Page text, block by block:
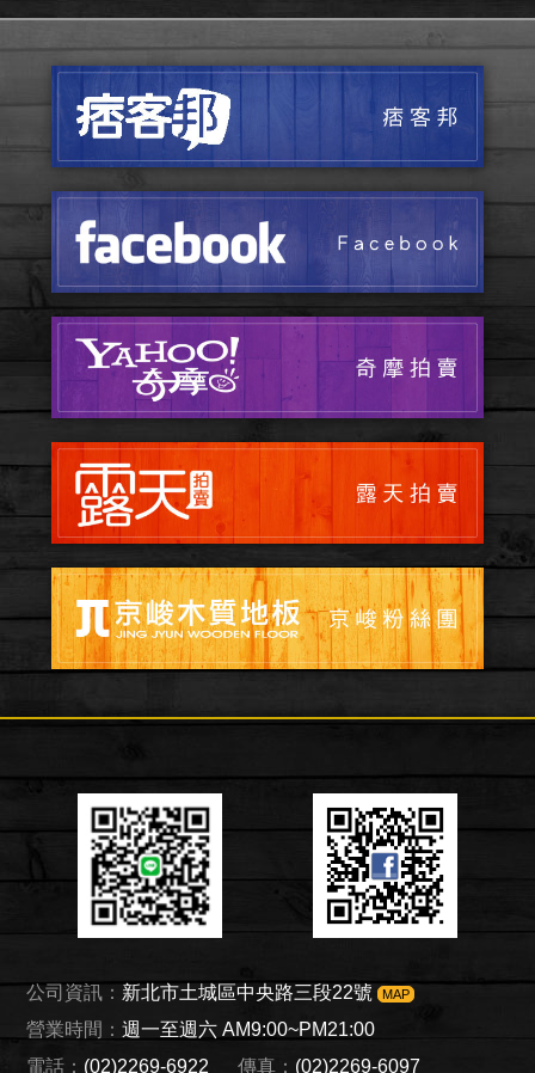
公司資訊： 新北市土城區中央路三段22號 MAP
營業時間：週一至週六 AM9:00~PM21:00
電話： (02)2269-6922 傳真： (02)2269-6097